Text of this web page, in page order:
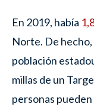
En 2019, había
Norte. De hecho,
población
millas de un
personas